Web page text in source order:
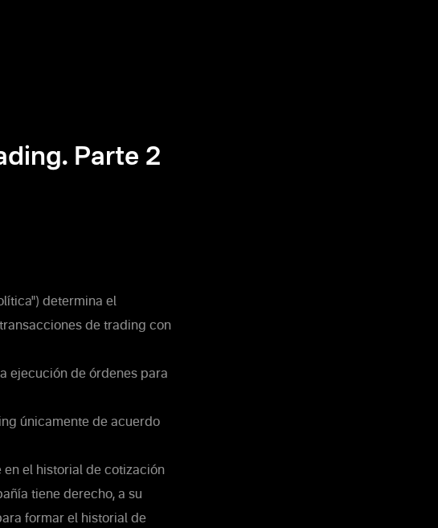
Parte 2
determina el
de trading con
ejecución de órdenes para
únicamente de acuerdo
el historial de cotización
tiene derecho, a su
formar el historial de